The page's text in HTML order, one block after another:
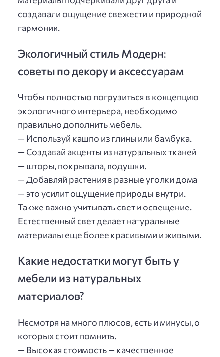
создавали ощущение свежести и природной
гармонии.
Экологичный стиль Модерн:
советы по декору и аксессуарам
Чтобы полностью погрузиться в концепцию
экологичного интерьера, необходимо
правильно дополнить мебель.
— Используй кашпо из глины или бамбука.
— Создавай акценты из натуральных тканей
— шторы, покрывала, подушки.
— Добавляй растения в разные уголки дома
— это усилит ощущение природы внутри.
Также важно учитывать свет и освещение.
Естественный свет делает натуральные
материалы еще более красивыми и живыми.
Какие недостатки могут быть у
мебели из натуральных
материалов?
Несмотря на много плюсов, есть и минусы, о
которых стоит помнить.
— Высокая стоимость — качественное